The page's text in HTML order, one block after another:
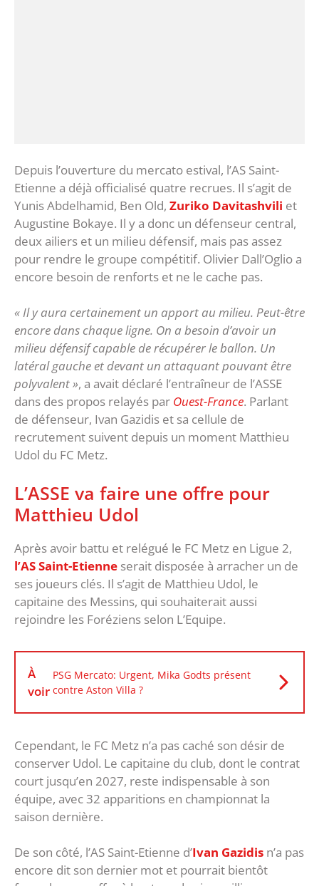
Depuis l’ouverture du mercato estival, l’AS Saint-
Etienne a déjà officialisé quatre recrues. Il s’agit de
Yunis Abdelhamid, Ben Old, Zuriko Davitashvili et
Augustine Bokaye. Il y a donc un défenseur central,
deux ailiers et un milieu défensif, mais pas assez
pour rendre le groupe compétitif. Olivier Dall’Oglio a
encore besoin de renforts et ne le cache pas.
« Il y aura certainement un apport au milieu. Peut-être
encore dans chaque ligne. On a besoin d’avoir un
milieu défensif capable de récupérer le ballon. Un
latéral gauche et devant un attaquant pouvant être
polyvalent », a avait déclaré l’entraîneur de l’ASSE
dans des propos relayés par Ouest-France. Parlant
de défenseur, Ivan Gazidis et sa cellule de
recrutement suivent depuis un moment Matthieu
Udol du FC Metz.
L’ASSE va faire une offre pour
Matthieu Udol
Après avoir battu et relégué le FC Metz en Ligue 2,
l’AS Saint-Etienne serait disposée à arracher un de
ses joueurs clés. Il s’agit de Matthieu Udol, le
capitaine des Messins, qui souhaiterait aussi
rejoindre les Foréziens selon L’Equipe.
À
voir
PSG Mercato: Urgent, Mika Godts présent
contre Aston Villa ?
Cependant, le FC Metz n’a pas caché son désir de
conserver Udol. Le capitaine du club, dont le contrat
court jusqu’en 2027, reste indispensable à son
équipe, avec 32 apparitions en championnat la
saison dernière.
De son côté, l’AS Saint-Etienne d’Ivan Gazidis n’a pas
encore dit son dernier mot et pourrait bientôt